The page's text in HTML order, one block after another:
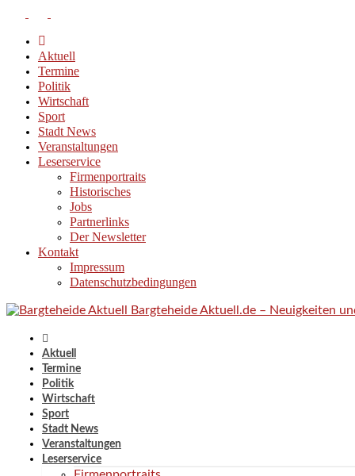
Aktuell
Termine
Politik
Wirtschaft
Sport
Stadt News
Veranstaltungen
Leserservice
Firmenportraits
Historisches
Jobs
Partnerlinks
Der Newsletter
Kontakt
Impressum
Datenschutzbedingungen
Bargteheide Aktuell.de – Neuigkeiten
Aktuell
Termine
Politik
Wirtschaft
Sport
Stadt News
Veranstaltungen
Leserservice